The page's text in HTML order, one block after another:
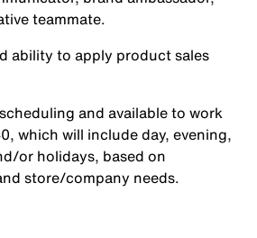
teammate.
ability to apply product sales
and available to work
which will include day, evening,
or holidays, based on
store/company needs.